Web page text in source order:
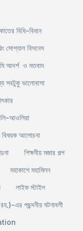
বিধি-বিধান
সোশ্যাল বিসনেস
আদর্শ ও মতবাদ
সবটুকু ভালোবাসা
আওলিয়া
আলোচনা
শিক্ষনীয় মজার গল্প
মহাকাশে মহামিলন
লাইফ স্টাইল
এর পছন্দনীয় ঘটনাবলী